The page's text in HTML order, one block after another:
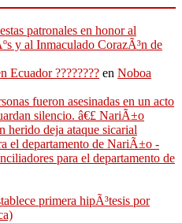
patronales en honor al
y al Inmaculado CorazÃ³n de
Ecuador ???????? en Noboa
fueron asesinadas en un acto
silencio. â€£ NariÃ±o
herido deja ataque sicarial
el departamento de NariÃ±o -
para el departamento de
primera hipÃ³tesis por